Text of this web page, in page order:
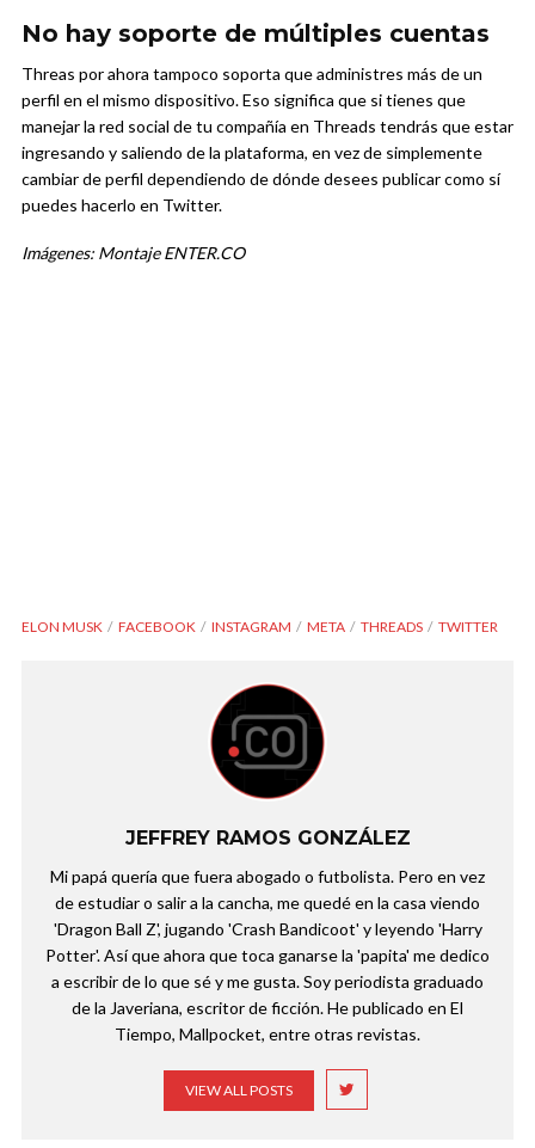
No hay soporte de múltiples cuentas
Threas por ahora tampoco soporta que administres más de un
perfil en el mismo dispositivo. Eso significa que si tienes que
manejar la red social de tu compañía en Threads tendrás que estar
ingresando y saliendo de la plataforma, en vez de simplemente
cambiar de perfil dependiendo de dónde desees publicar como sí
puedes hacerlo en Twitter.
Imágenes: Montaje ENTER.CO
ELON MUSK FACEBOOK INSTAGRAM META THREADS TWITTER
JEFFREY RAMOS GONZÁLEZ
Mi papá quería que fuera abogado o futbolista. Pero en vez
de estudiar o salir a la cancha, me quedé en la casa viendo
'Dragon Ball Z', jugando 'Crash Bandicoot' y leyendo 'Harry
Potter'. Así que ahora que toca ganarse la 'papita' me dedico
a escribir de lo que sé y me gusta. Soy periodista graduado
de la Javeriana, escritor de ficción. He publicado en El
Tiempo, Mallpocket, entre otras revistas.
VIEW ALL POSTS